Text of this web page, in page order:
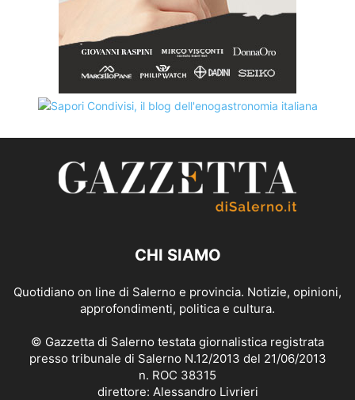
CHI SIAMO
Quotidiano on line di Salerno e provincia. Notizie, opinioni,
approfondimenti, politica e cultura.
© Gazzetta di Salerno testata giornalistica registrata
presso tribunale di Salerno N.12/2013 del 21/06/2013
n. ROC 38315
direttore: Alessandro Livrieri